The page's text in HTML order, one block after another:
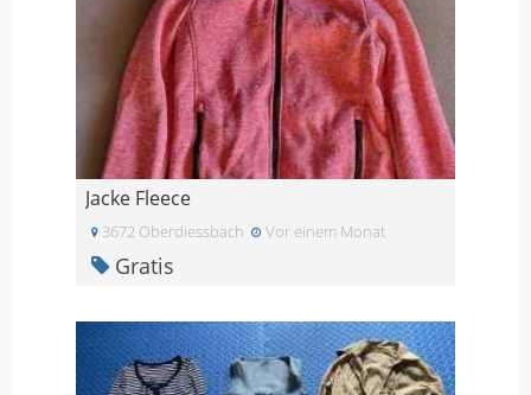
Jacke Fleece
3672 Oberdiessbach Vor einem Monat
Gratis